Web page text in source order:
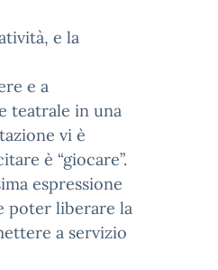
e la
e a
teatrale in una
vi è
è “giocare”.
espressione
poter liberare la
a servizio